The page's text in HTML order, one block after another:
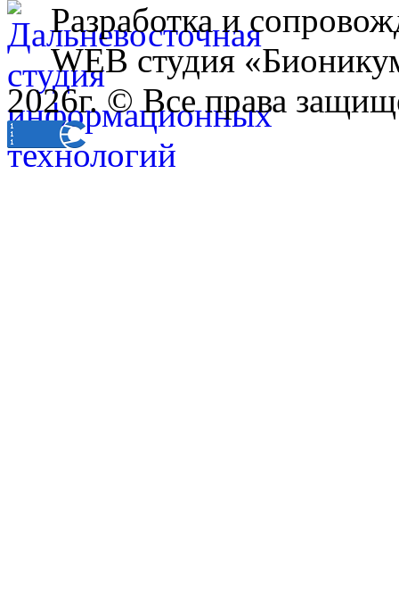
Разработка и
WEB студия
2026г. © Все права